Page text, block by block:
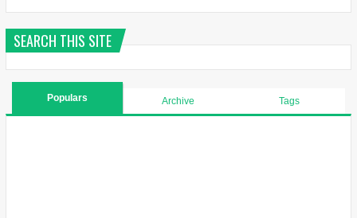
SEARCH THIS SITE
Populars Archive Tags